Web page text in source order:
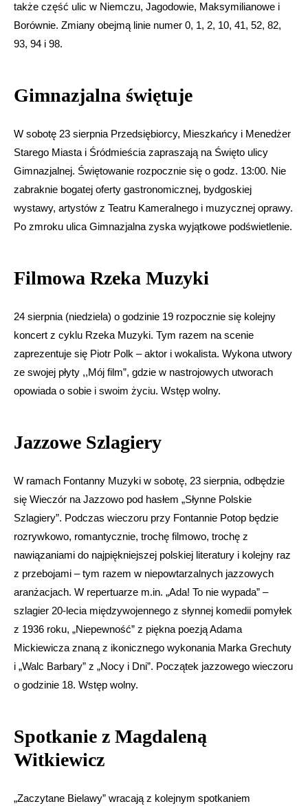
także część ulic w Niemczu, Jagodowie, Maksymilianowe i
Borównie. Zmiany obejmą linie numer 0, 1, 2, 10, 41, 52, 82,
93, 94 i 98.
Gimnazjalna świętuje
W sobotę 23 sierpnia Przedsiębiorcy, Mieszkańcy i Menedżer
Starego Miasta i Śródmieścia zapraszają na Święto ulicy
Gimnazjalnej. Świętowanie rozpocznie się o godz. 13:00. Nie
zabraknie bogatej oferty gastronomicznej, bydgoskiej
wystawy, artystów z Teatru Kameralnego i muzycznej oprawy.
Po zmroku ulica Gimnazjalna zyska wyjątkowe podświetlenie.
Filmowa Rzeka Muzyki
24 sierpnia (niedziela) o godzinie 19 rozpocznie się kolejny
koncert z cyklu Rzeka Muzyki. Tym razem na scenie
zaprezentuje się Piotr Polk – aktor i wokalista. Wykona utwory
ze swojej płyty ,,Mój film”, gdzie w nastrojowych utworach
opowiada o sobie i swoim życiu. Wstęp wolny.
Jazzowe Szlagiery
W ramach Fontanny Muzyki w sobotę, 23 sierpnia, odbędzie
się Wieczór na Jazzowo pod hasłem „Słynne Polskie
Szlagiery”. Podczas wieczoru przy Fontannie Potop będzie
rozrywkowo, romantycznie, trochę filmowo, trochę z
nawiązaniami do najpiękniejszej polskiej literatury i kolejny raz
z przebojami – tym razem w niepowtarzalnych jazzowych
aranżacjach. W repertuarze m.in. „Ada! To nie wypada” –
szlagier 20-lecia międzywojennego z słynnej komedii pomyłek
z 1936 roku, „Niepewność” z piękna poezją Adama
Mickiewicza znaną z ikonicznego wykonania Marka Grechuty
i „Walc Barbary” z „Nocy i Dni”. Początek jazzowego wieczoru
o godzinie 18. Wstęp wolny.
Spotkanie z Magdaleną
Witkiewicz
„Zaczytane Bielawy” wracają z kolejnym spotkaniem